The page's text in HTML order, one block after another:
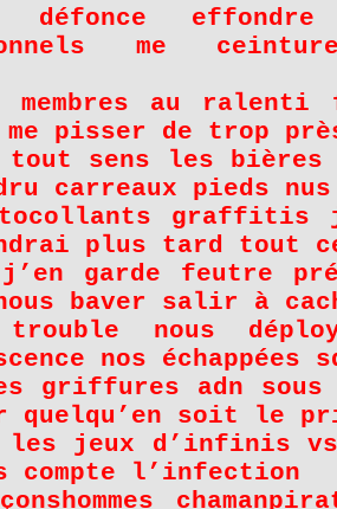
défonce effondre
me
membres au
me pisser de trop
tout sens les
carreaux pieds
plus tard tout
garde feutre
baver salir à
nous
nos échappées
griffures adn sous
quelqu’en soit le
jeux d’infinis
compte l’infection